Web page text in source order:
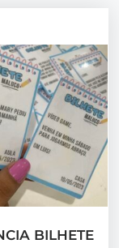
BILHETE